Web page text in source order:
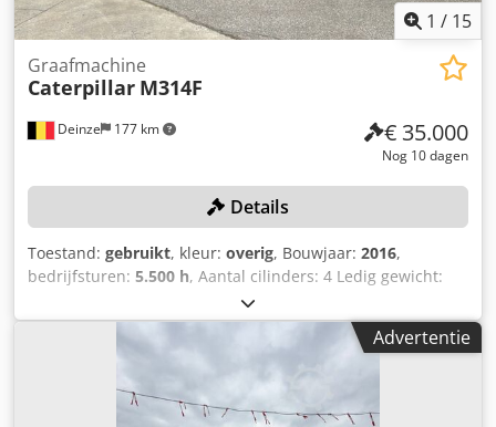
1 / 15
Deinze 177 km
Graafmachine
Caterpillar M314F
€ 35.000
Nog 10 dagen
Details
Toestand: gebruikt, kleur: overig, Bouwjaar: 2016,
bedrijfsturen: 5.500 h, Aantal cilinders: 4 Ledig gewicht:
15.320 kg Breedte: 255 cm Snelwisselsysteem: ja
Serienummer: CF4A00262 Kentekenbewijs deel 1 en 2
aanwezig: ja Datum eerste toelating: 03.03.2025
Bedrijfstijden: 5500 uur Motor: Caterpillar C4,4 Aantal
cilinders: 4 Vermogen: 110 kW Bakinhoud: 0,53 m³
Graafdiepte: 5,03 m Maximale reikwijdte: 8,28 m
Advertentie